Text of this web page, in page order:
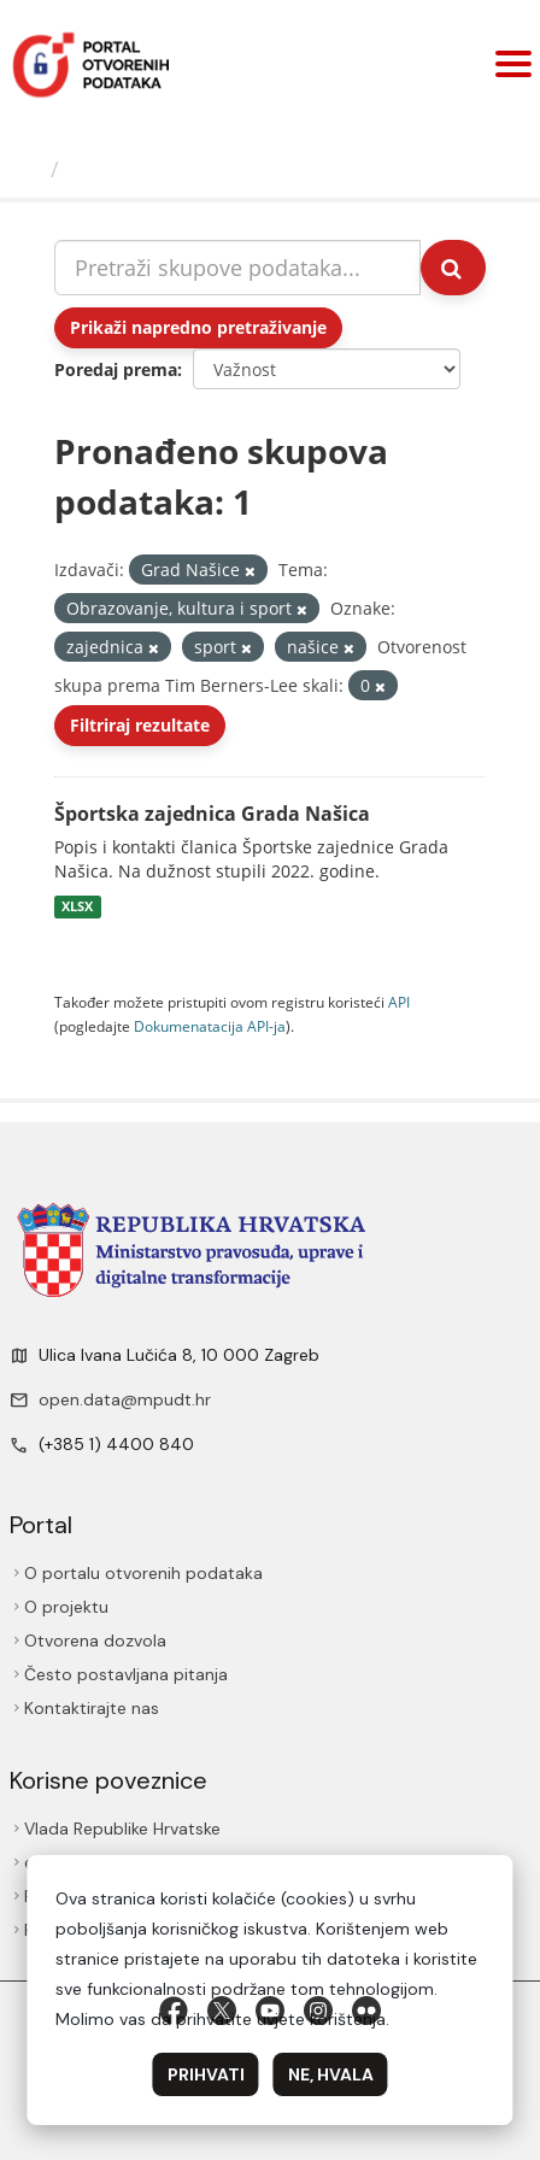
sadržaj
Prikaži napredno pretraživanje
Poredaj prema
Pronađeno skupova
podataka: 1
Izdavači: Grad Našice
Tema:
Obrazovanje, kultura i sport
Oznake:
zajednica
sport našice
Otvorenost
skupa prema Tim Berners-Lee skali:
0
Filtriraj rezultate
Športska zajednica Grada Našica
Popis i kontakti članica Športske zajednice Grada
Našica. Na dužnost stupili 2022. godine.
XLSX
Također možete pristupiti ovom registru koristeći API
(pogledajte Dokumenаtаcijа API-jа).